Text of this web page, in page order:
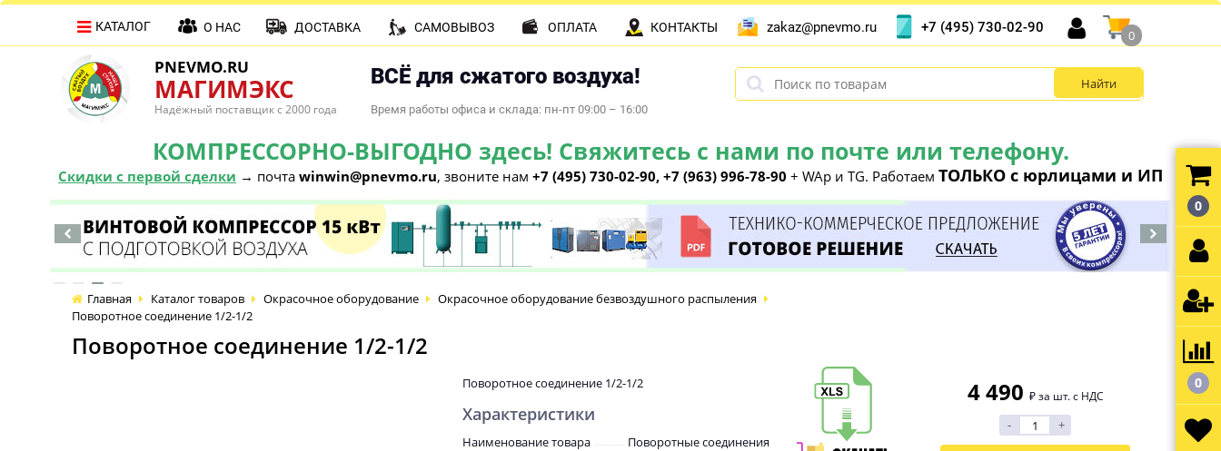
PNEVMO.RU
МАГИМЭКС
Надёжный поставщик с 2000 года
ВСЁ для сжатого воздуха!
Время работы офиса и склада: пн-пт 09:00 – 16:00
КОМПРЕССОРНО-ВЫГОДНО здесь! Свяжитесь с нами по почте или телефону.
Скидки с первой сделки → почта winwin@pnevmo.ru, звоните нам +7 (495) 730-02-90, +7 (963) 996-78-90 + WAp и TG. Работаем ТОЛЬКО с юрлицами и ИП
КАТАЛОГ О НАС ДОСТАВКА САМОВЫВОЗ ОПЛАТА КОНТАКТЫ zakaz@pnevmo.ru +7 (495) 730-02-90
0
Главная Каталог товаров Окрасочное оборудование
Окрасочное оборудование безвоздушного распыления
Поворотное соединение 1/2-1/2
Поворотное соединение 1/2-1/2
Поворотное соединение 1/2-1/2
Характеристики
Наименование товара
Поворотные соединения
4 490 ₽ за шт. с НДС
- +
0
0